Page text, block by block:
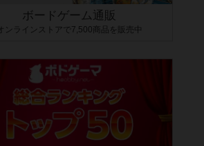
ボードゲーム通販
オンラインストアで7,500商品を販売中